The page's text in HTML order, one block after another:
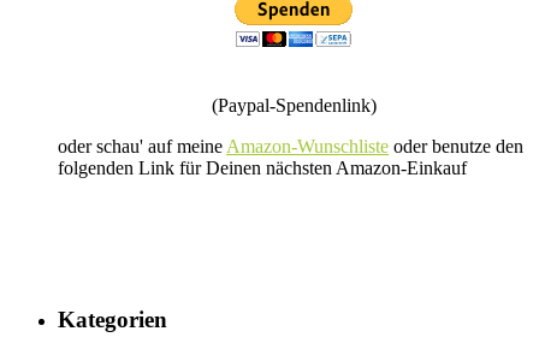
(Paypal-Spendenlink)
oder schau' auf meine Amazon-Wunschliste oder benutze den
folgenden Link für Deinen nächsten Amazon-Einkauf
Kategorien